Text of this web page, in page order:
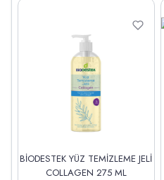
BİODESTEK YÜZ TEMİZLEME JELİ
COLLAGEN 275 ML